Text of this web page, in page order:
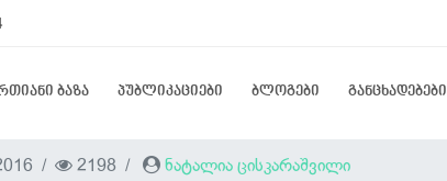
ბაზა პუბლიკაციები ბლოგები განცხადებები
2198 ნატალია ცისკარაშვილი